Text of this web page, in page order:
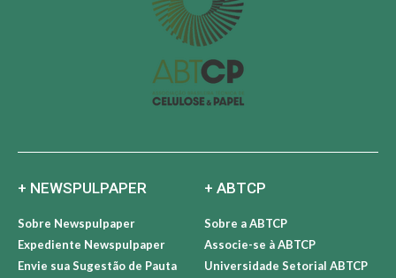
+ NEWSPULPAPER
Sobre Newspulpaper
Expediente Newspulpaper
Envie sua Sugestão de Pauta
+ ABTCP
Sobre a ABTCP
Associe-se à ABTCP
Universidade Setorial ABTCP